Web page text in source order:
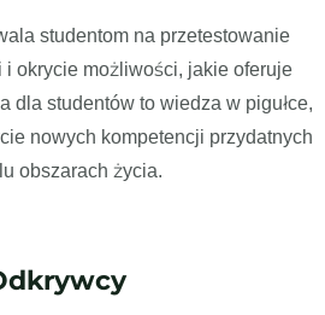
studentom na przetestowanie
okrycie możliwości, jakie oferuje
dla studentów to wiedza w pigułce,
nowych kompetencji przydatnych
obszarach życia.